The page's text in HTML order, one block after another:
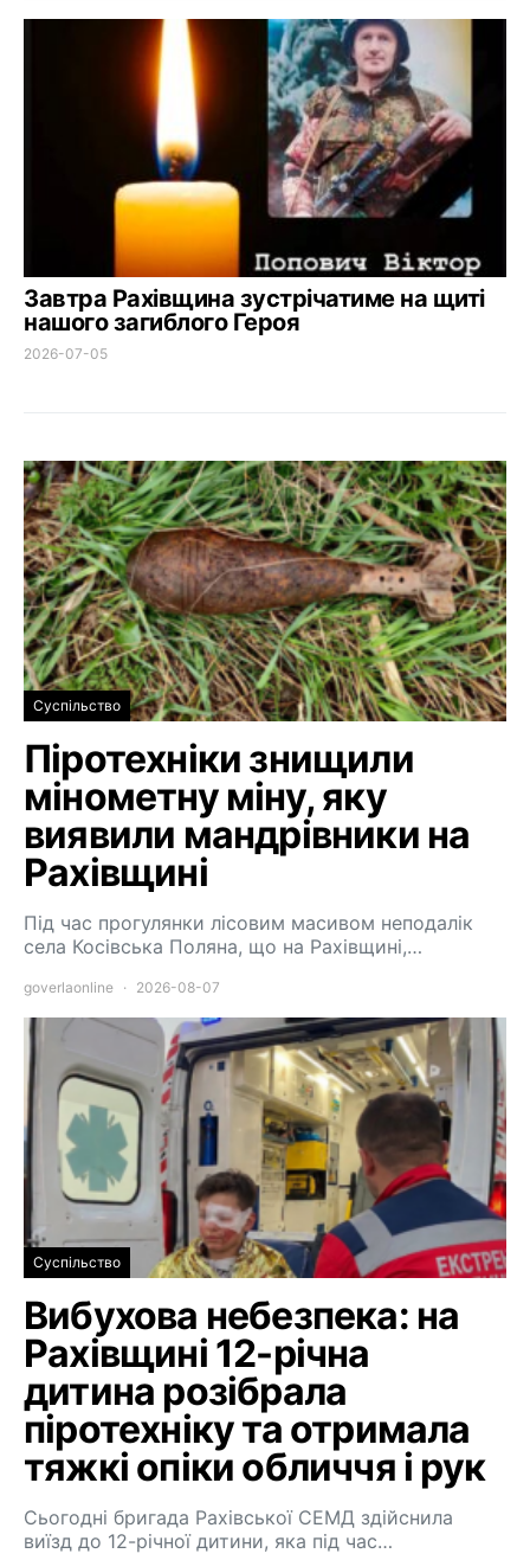
Завтра Рахівщина зустрічатиме на щиті
нашого загиблого Героя
2026-07-05
Суспільство
Піротехніки знищили
мінометну міну, яку
виявили мандрівники на
Рахівщині
Під час прогулянки лісовим масивом неподалік
села Косівська Поляна, що на Рахівщині,…
goverlaonline 2026-08-07
Суспільство
Вибухова небезпека: на
Рахівщині 12-річна
дитина розібрала
піротехніку та отримала
тяжкі опіки обличчя і рук
Сьогодні бригада Рахівської СЕМД здійснила
виїзд до 12-річної дитини, яка під час…